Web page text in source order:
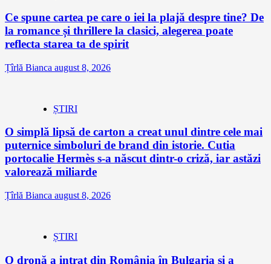
Ce spune cartea pe care o iei la plajă despre tine? De
la romance și thrillere la clasici, alegerea poate
reflecta starea ta de spirit
Țîrlă Bianca august 8, 2026
ȘTIRI
O simplă lipsă de carton a creat unul dintre cele mai
puternice simboluri de brand din istorie. Cutia
portocalie Hermès s-a născut dintr-o criză, iar astăzi
valorează miliarde
Țîrlă Bianca august 8, 2026
ȘTIRI
O dronă a intrat din România în Bulgaria și a